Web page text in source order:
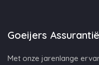
Goeijers
Met onze jarenlange